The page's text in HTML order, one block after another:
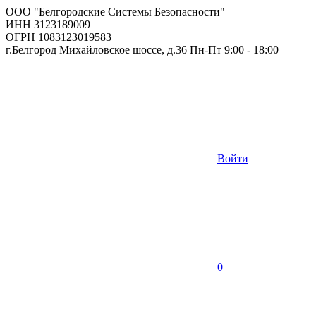
ООО "Белгородские Системы Безопасности"
ИНН 3123189009
ОГРН 1083123019583
г.Белгород Михайловское шоссе, д.36 Пн-Пт 9:00 - 18:00
Войти
0